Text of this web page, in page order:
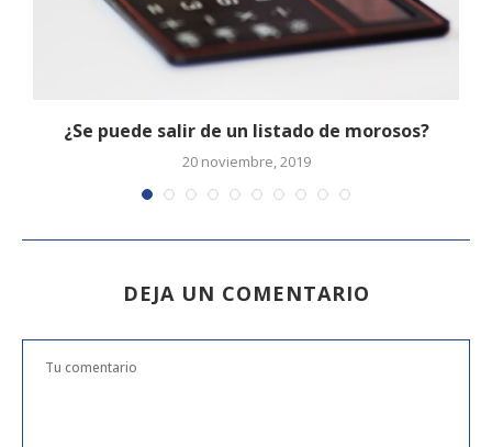
¿Se puede salir de un listado de morosos?
20 noviembre, 2019
DEJA UN COMENTARIO